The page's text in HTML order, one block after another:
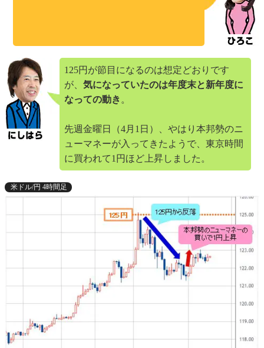
125円が節目になるのは想定どおりです
が、 気になっていたのは年度末と新年度に
なっての動き 。
先週金曜日（4月1日）、やはり本邦勢のニ
ューマネーが入ってきたようで、東京時間
に買われて1円ほど上昇しました。
米ドル/円 4時間足